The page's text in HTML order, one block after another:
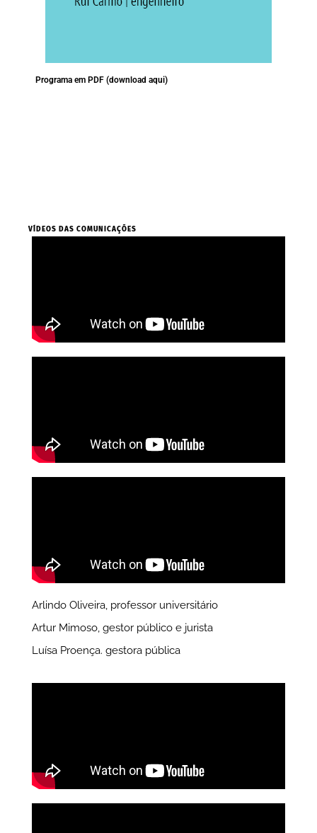
Programa em PDF (download aqui)
VÍDEOS DAS COMUNICAÇÕES
Arlindo Oliveira, professor universitário
Artur Mimoso, gestor público e jurista
Luísa Proença. gestora pública